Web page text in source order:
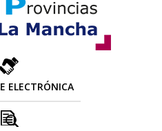
ELECTRÓNICA